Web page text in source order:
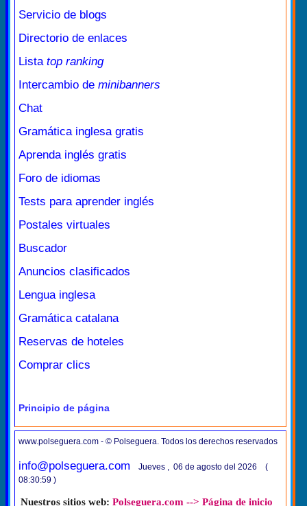
Servicio de blogs
Directorio de enlaces
Lista top ranking
Intercambio de minibanners
Chat
Gramática inglesa gratis
Aprenda inglés gratis
Foro de idiomas
Tests para aprender inglés
Postales virtuales
Buscador
Anuncios clasificados
Lengua inglesa
Gramática catalana
Reservas de hoteles
Comprar clics
Principio de página
www.polseguera.com - © Polseguera. Todos los derechos reservados
info@polseguera.com
Jueves , 06 de agosto del 2026 (
08:30:59 )
Nuestros sitios web: Polseguera.com --> Página de inicio